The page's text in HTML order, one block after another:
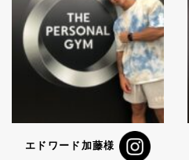
エドワード加藤様